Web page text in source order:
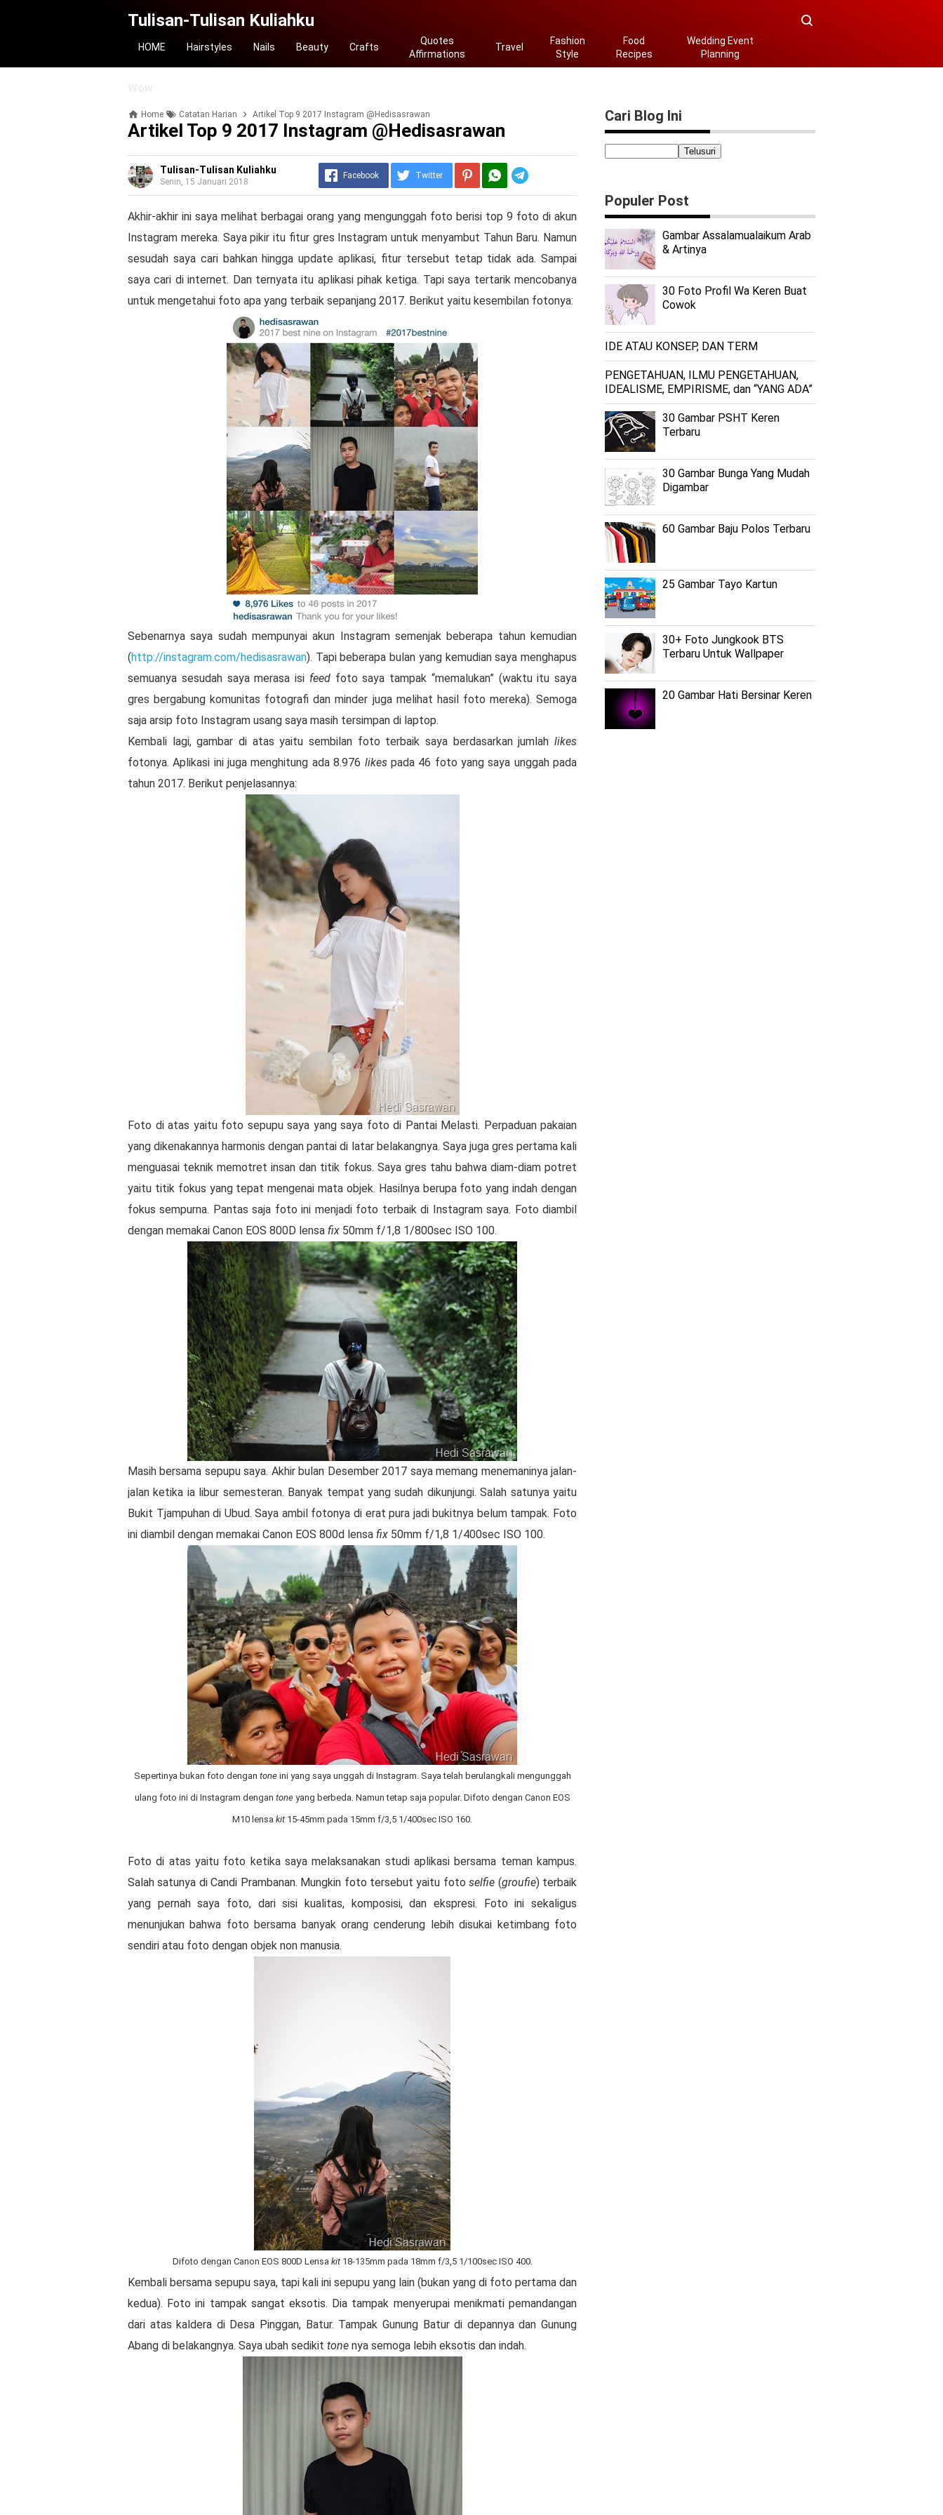
Tulisan-Tulisan Kuliahku
HOME Hairstyles Nails Beauty Crafts
Quotes
Affirmations
Travel
Fashion
Style
Food
Recipes
Wedding Event
Planning
Home Catatan Harian Artikel Top 9 2017 Instagram @Hedisasrawan
Artikel Top 9 2017 Instagram @Hedisasrawan
Tulisan-Tulisan Kuliahku
Senin, 15 Januari 2018
Facebook Twitter
Akhir-akhir ini saya melihat berbagai orang yang mengunggah foto berisi top 9 foto di akun
Instagram mereka. Saya pikir itu fitur gres Instagram untuk menyambut Tahun Baru. Namun
sesudah saya cari bahkan hingga update aplikasi, fitur tersebut tetap tidak ada. Sampai
saya cari di internet. Dan ternyata itu aplikasi pihak ketiga. Tapi saya tertarik mencobanya
untuk mengetahui foto apa yang terbaik sepanjang 2017. Berikut yaitu kesembilan fotonya:
Sebenarnya saya sudah mempunyai akun Instagram semenjak beberapa tahun kemudian
(http://instagram.com/hedisasrawan). Tapi beberapa bulan yang kemudian saya menghapus
semuanya sesudah saya merasa isi feedfoto saya tampak “memalukan” (waktu itu saya
gres bergabung komunitas fotografi dan minder juga melihat hasil foto mereka). Semoga
saja arsip foto Instagram usang saya masih tersimpan di laptop.
Kembali lagi, gambar di atas yaitu sembilan foto terbaik saya berdasarkan jumlah likes
fotonya. Aplikasi ini juga menghitung ada 8.976 likespada 46 foto yang saya unggah pada
tahun 2017. Berikut penjelasannya:
Foto di atas yaitu foto sepupu saya yang saya foto di Pantai Melasti. Perpaduan pakaian
yang dikenakannya harmonis dengan pantai di latar belakangnya. Saya juga gres pertama kali
menguasai teknik memotret insan dan titik fokus. Saya gres tahu bahwa diam-diam potret
yaitu titik fokus yang tepat mengenai mata objek. Hasilnya berupa foto yang indah dengan
fokus sempurna. Pantas saja foto ini menjadi foto terbaik di Instagram saya. Foto diambil
dengan memakai Canon EOS 800D lensa fix 50mm f/1,8 1/800sec ISO 100.
Masih bersama sepupu saya. Akhir bulan Desember 2017 saya memang menemaninya jalan-
jalan ketika ia libur semesteran. Banyak tempat yang sudah dikunjungi. Salah satunya yaitu
Bukit Tjampuhan di Ubud. Saya ambil fotonya di erat pura jadi bukitnya belum tampak. Foto
ini diambil dengan memakai Canon EOS 800d lensa fix 50mm f/1,8 1/400sec ISO 100.
Sepertinya bukan foto dengan toneini yang saya unggah di Instagram. Saya telah berulangkali mengunggah
ulang foto ini di Instagram dengan tone yang berbeda. Namun tetap saja popular. Difoto dengan Canon EOS
M10 lensa kit 15-45mm pada 15mm f/3,5 1/400sec ISO 160.
Foto di atas yaitu foto ketika saya melaksanakan studi aplikasi bersama teman kampus.
Salah satunya di Candi Prambanan. Mungkin foto tersebut yaitu fotoselfie (groufie) terbaik
yang pernah saya foto, dari sisi kualitas, komposisi, dan ekspresi. Foto ini sekaligus
menunjukan bahwa foto bersama banyak orang cenderung lebih disukai ketimbang foto
sendiri atau foto dengan objek non manusia.
Difoto dengan Canon EOS 800D Lensa kit18-135mm pada 18mm f/3,5 1/100sec ISO 400.
Kembali bersama sepupu saya, tapi kali ini sepupu yang lain (bukan yang di foto pertama dan
kedua). Foto ini tampak sangat eksotis. Dia tampak menyerupai menikmati pemandangan
dari atas kaldera di Desa Pinggan, Batur. Tampak Gunung Batur di depannya dan Gunung
Abang di belakangnya. Saya ubah sedikit tone nya semoga lebih eksotis dan indah.
Cari Blog Ini
Populer Post
Gambar Assalamualaikum Arab
& Artinya
30 Foto Profil Wa Keren Buat
Cowok
IDE ATAU KONSEP, DAN TERM
PENGETAHUAN, ILMU PENGETAHUAN,
IDEALISME, EMPIRISME, dan “YANG ADA”
30 Gambar PSHT Keren
Terbaru
30 Gambar Bunga Yang Mudah
Digambar
60 Gambar Baju Polos Terbaru
25 Gambar Tayo Kartun
30+ Foto Jungkook BTS
Terbaru Untuk Wallpaper
20 Gambar Hati Bersinar Keren